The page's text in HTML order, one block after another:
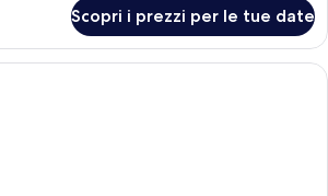
Scopri i prezzi per le tue date